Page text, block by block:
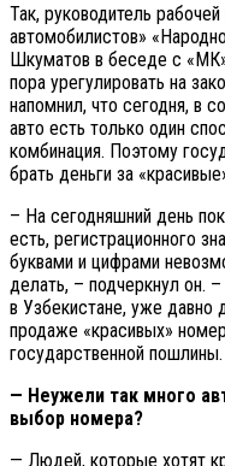
Так, руководитель
автомобилистов»
Шкуматов в беседе с
пора урегулировать на
напомнил, что сегодня, в
авто есть только один
комбинация. Поэтому
брать деньги за
– На сегодняшний день
есть, регистрационного
буквами и цифрами
делать, – подчеркнул он.
в Узбекистане, уже давно
продаже «красивых»
государственной пошлины.
— Неужели так много
выбор номера?
— Людей, которые хотят